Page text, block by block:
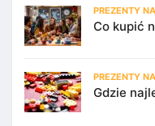
PREZENTY
Co kupić
PREZENTY
Gdzie